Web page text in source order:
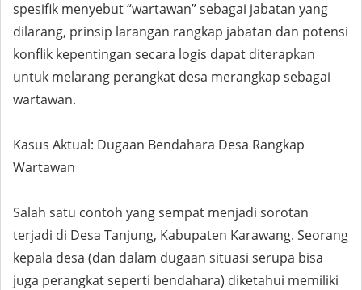
spesifik menyebut “wartawan” sebagai jabatan yang
dilarang, prinsip larangan rangkap jabatan dan potensi
konflik kepentingan secara logis dapat diterapkan
untuk melarang perangkat desa merangkap sebagai
wartawan.
Kasus Aktual: Dugaan Bendahara Desa Rangkap
Wartawan
Salah satu contoh yang sempat menjadi sorotan
terjadi di Desa Tanjung, Kabupaten Karawang. Seorang
kepala desa (dan dalam dugaan situasi serupa bisa
juga perangkat seperti bendahara) diketahui memiliki